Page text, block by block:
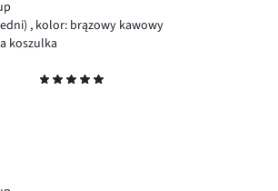
, kolor: brązowy kawowy
koszulka